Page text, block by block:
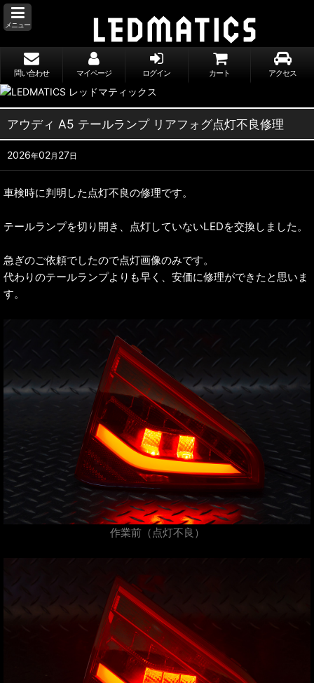
メニュー
問い合わせ マイページ ログイン カート アクセス
アウディ A5 テールランプ リアフォグ点灯不良修理
2026年02月 27日
車検時に判明した点灯不良の修理です。
テールランプを切り開き、点灯していないLEDを交換しました。
急ぎのご依頼でしたので点灯画像のみです。
代わりのテールランプよりも早く、安価に修理ができたと思いま
す。
作業前（点灯不良）